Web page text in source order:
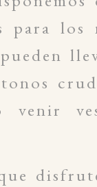
para
venir